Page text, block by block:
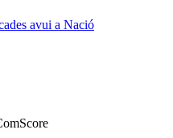
avui a Nació